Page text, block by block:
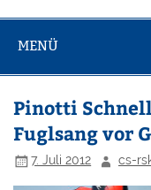
MENÜ
Pinotti
Fuglsang vor
7. Juli 2012 cs-